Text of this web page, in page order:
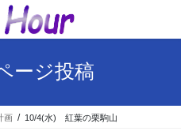
ージ投稿
画 10/4(水) 紅葉の栗駒山